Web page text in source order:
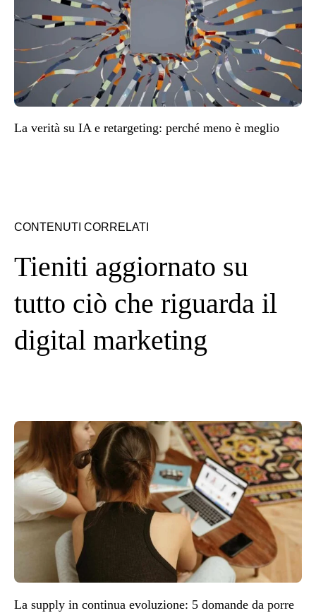
La verità su IA e retargeting: perché meno è meglio
CONTENUTI CORRELATI
Tieniti aggiornato su
tutto ciò che riguarda il
digital marketing
La supply in continua evoluzione: 5 domande da porre